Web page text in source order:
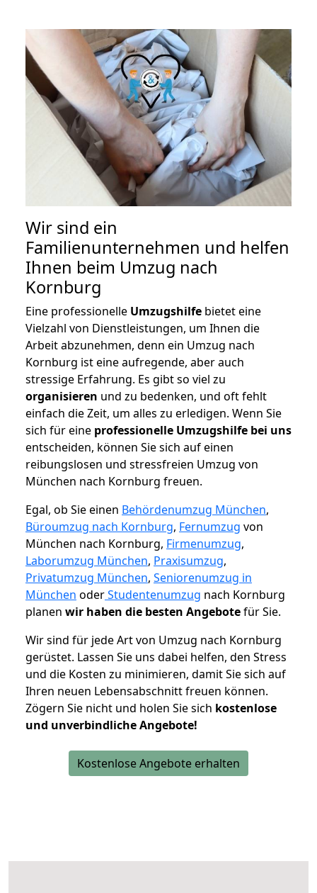
Wir sind ein
Familienunternehmen und helfen
Ihnen beim Umzug nach
Kornburg
Eine professionelle Umzugshilfe bietet eine
Vielzahl von Dienstleistungen, um Ihnen die
Arbeit abzunehmen, denn ein Umzug nach
Kornburg ist eine aufregende, aber auch
stressige Erfahrung. Es gibt so viel zu
organisieren und zu bedenken, und oft fehlt
einfach die Zeit, um alles zu erledigen. Wenn Sie
sich für eine professionelle Umzugshilfe bei uns
entscheiden, können Sie sich auf einen
reibungslosen und stressfreien Umzug von
München nach Kornburg freuen.
Egal, ob Sie einen Behördenumzug München,
Büroumzug nach Kornburg, Fernumzug von
München nach Kornburg, Firmenumzug,
Laborumzug München, Praxisumzug,
Privatumzug München, Seniorenumzug in
München oderStudentenumzug nach Kornburg
planen wir haben die besten Angebotefür Sie.
Wir sind für jede Art von Umzug nach Kornburg
gerüstet. Lassen Sie uns dabei helfen, den Stress
und die Kosten zu minimieren, damit Sie sich auf
Ihren neuen Lebensabschnitt freuen können.
Zögern Sie nicht und holen Sie sich kostenlose
und unverbindliche Angebote!
Kostenlose Angebote erhalten